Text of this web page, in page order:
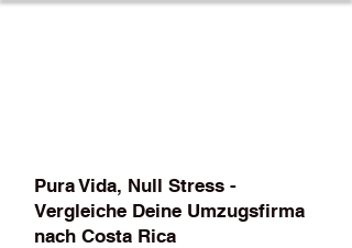
Pura Vida, Null Stress -
Vergleiche Deine Umzugsfirma
nach Costa Rica